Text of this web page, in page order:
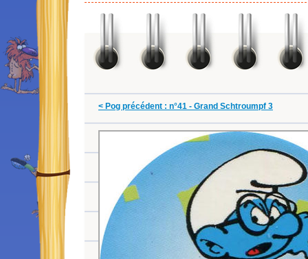
< Pog précédent : n°41 - Grand Schtroumpf 3